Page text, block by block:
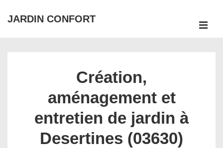
passer
JARDIN CONFORT
Création,
aménagement et
entretien de jardin à
Desertines (03630)